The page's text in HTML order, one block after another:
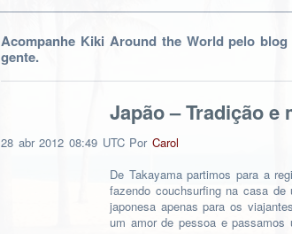
Acompanhe Kiki Around the World pelo
gente.
Japão – Tradição e
28 abr 2012 08:49 UTC Por Carol
De Takayama partimos para a
fazendo couchsurfing na casa
japonesa apenas para os
um amor de pessoa e passamos